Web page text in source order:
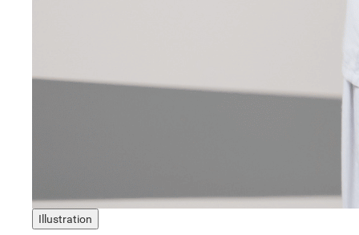
Illustration